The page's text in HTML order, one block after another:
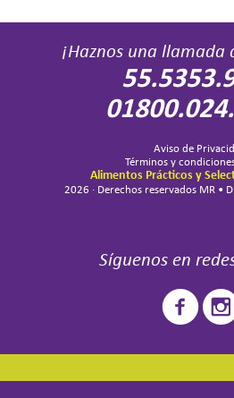
¡Haznos una
Aviso de
Términos y
Alimentos Prácticos y
2026 · Derechos reservados MR •
Síguenos en